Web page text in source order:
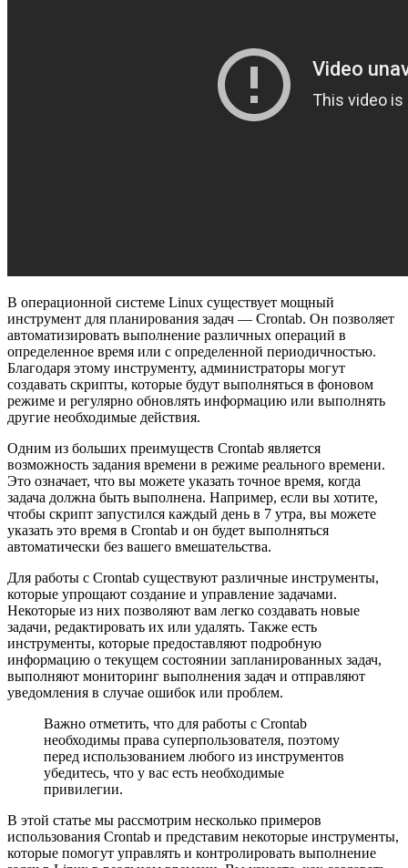
В операционной системе Linux существует мощный
инструмент для планирования задач — Crontab. Он позволяет
автоматизировать выполнение различных операций в
определенное время или с определенной периодичностью.
Благодаря этому инструменту, администраторы могут
создавать скрипты, которые будут выполняться в фоновом
режиме и регулярно обновлять информацию или выполнять
другие необходимые действия.
Одним из больших преимуществ Crontab является
возможность задания времени в режиме реального времени.
Это означает, что вы можете указать точное время, когда
задача должна быть выполнена. Например, если вы хотите,
чтобы скрипт запустился каждый день в 7 утра, вы можете
указать это время в Crontab и он будет выполняться
автоматически без вашего вмешательства.
Для работы с Crontab существуют различные инструменты,
которые упрощают создание и управление задачами.
Некоторые из них позволяют вам легко создавать новые
задачи, редактировать их или удалять. Также есть
инструменты, которые предоставляют подробную
информацию о текущем состоянии запланированных задач,
выполняют мониторинг выполнения задач и отправляют
уведомления в случае ошибок или проблем.
Важно отметить, что для работы с Crontab
необходимы права суперпользователя, поэтому
перед использованием любого из инструментов
убедитесь, что у вас есть необходимые
привилегии.
В этой статье мы рассмотрим несколько примеров
использования Crontab и представим некоторые инструменты,
которые помогут управлять и контролировать выполнение